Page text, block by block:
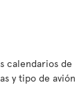
calendarios de
y tipo de avión